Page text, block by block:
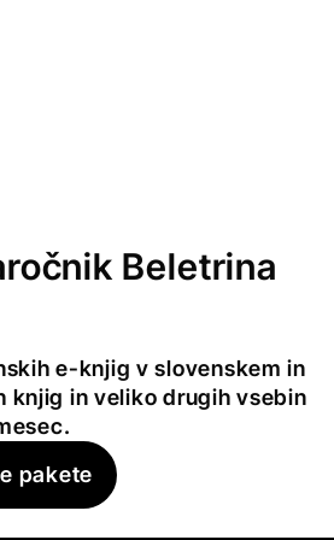
Beletrina
e-knjig v slovenskem in
knjig in veliko drugih vsebin
pakete